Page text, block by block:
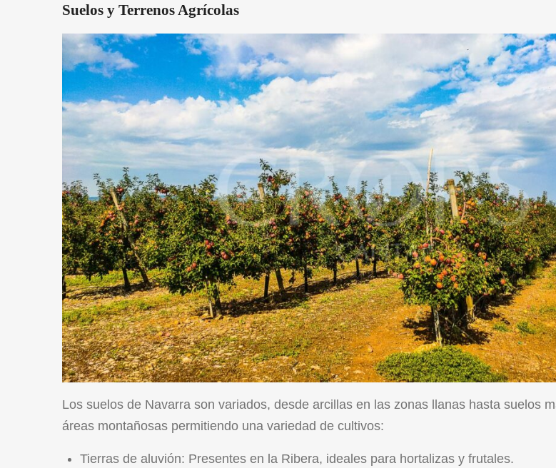
Suelos y Terrenos Agrícolas
Los suelos de Navarra son variados, desde arcillas en las zonas llanas hasta suelos
áreas montañosas permitiendo una variedad de cultivos:
Tierras de aluvión: Presentes en la Ribera, ideales para hortalizas y frutales.